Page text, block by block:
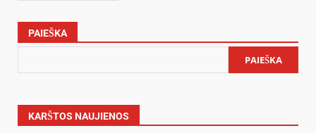
PAIEŠKA
PAIEŠKA
KARŠTOS NAUJIENOS